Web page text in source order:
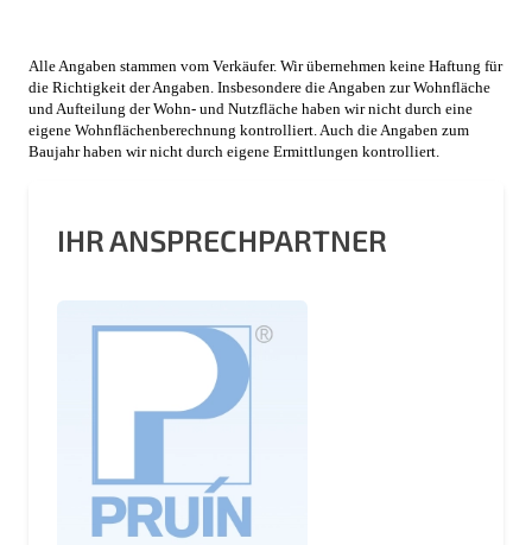
Alle Angaben stammen vom Verkäufer. Wir übernehmen keine Haftung für
die Richtigkeit der Angaben. Insbesondere die Angaben zur Wohnfläche
und Aufteilung der Wohn- und Nutzfläche haben wir nicht durch eine
eigene Wohnflächenberechnung kontrolliert. Auch die Angaben zum
Baujahr haben wir nicht durch eigene Ermittlungen kontrolliert.
IHR ANSPRECHPARTNER